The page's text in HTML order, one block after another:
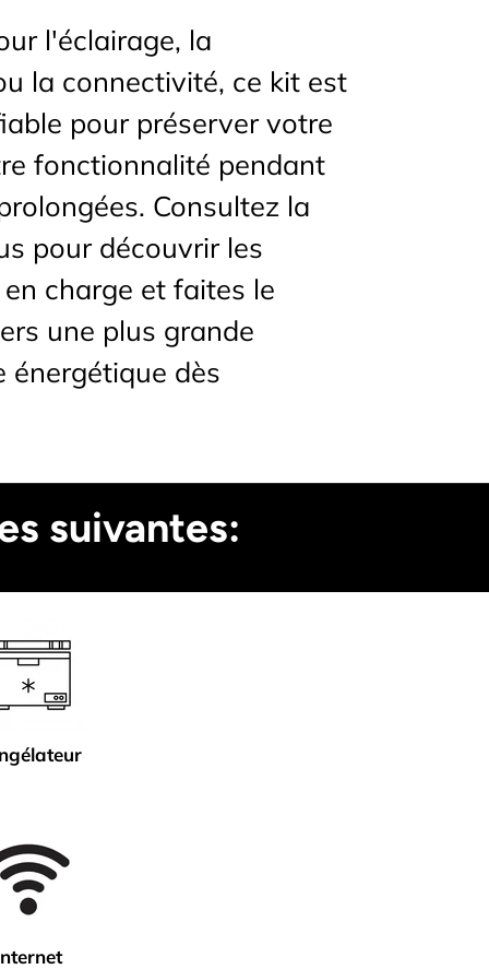
l'éclairage, la
la connectivité, ce kit est
pour préserver votre
fonctionnalité pendant
Consultez la
pour découvrir les
charge et faites le
une plus grande
énergétique dès
suivantes: